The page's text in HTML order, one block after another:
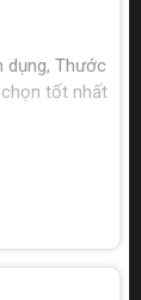
dụng, Thước
tốt nhất